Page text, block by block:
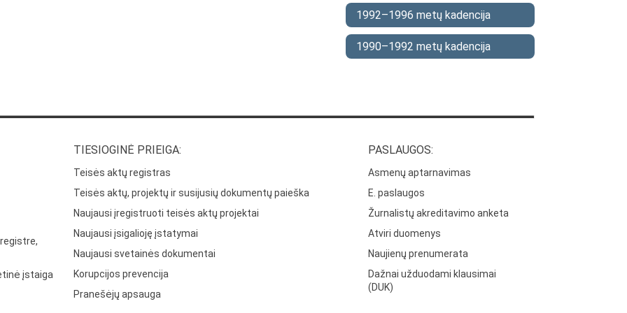
1992–1996 metų kadencija
1990–1992 metų kadencija
įstaiga
TIESIOGINĖ PRIEIGA:
Teisės aktų registras
Teisės aktų, projektų ir susijusių dokumentų paieška
Naujausi įregistruoti teisės aktų projektai
Naujausi įsigalioję įstatymai
Naujausi svetainės dokumentai
Korupcijos prevencija
Pranešėjų apsauga
PASLAUGOS:
Asmenų aptarnavimas
E. paslaugos
Žurnalistų akreditavimo anketa
Atviri duomenys
Naujienų prenumerata
Dažnai užduodami klausimai
(DUK)